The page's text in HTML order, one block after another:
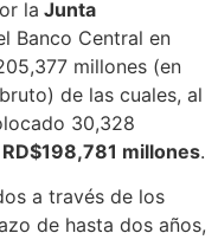
la Junta
Banco Central en
millones (en
de las cuales, al
30,328
RD$198,781 millones.
a través de los
de hasta dos años,